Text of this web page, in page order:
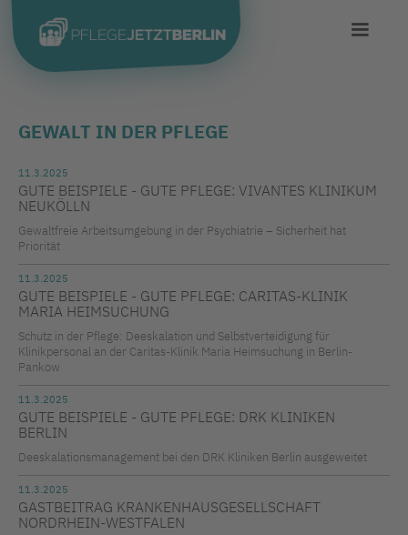
GEWALT IN DER PFLEGE
11.3.2025
GUTE BEISPIELE - GUTE PFLEGE: VIVANTES KLINIKUM
NEUKÖLLN
Gewaltfreie Arbeitsumgebung in der Psychiatrie – Sicherheit hat
Priorität
11.3.2025
GUTE BEISPIELE - GUTE PFLEGE: CARITAS-KLINIK
MARIA HEIMSUCHUNG
Schutz in der Pflege: Deeskalation und Selbstverteidigung für
Klinikpersonal an der Caritas-Klinik Maria Heimsuchung in Berlin-
Pankow
11.3.2025
GUTE BEISPIELE - GUTE PFLEGE: DRK KLINIKEN
BERLIN
Deeskalationsmanagement bei den DRK Kliniken Berlin ausgeweitet
11.3.2025
GASTBEITRAG KRANKENHAUSGESELLSCHAFT
NORDRHEIN-WESTFALEN